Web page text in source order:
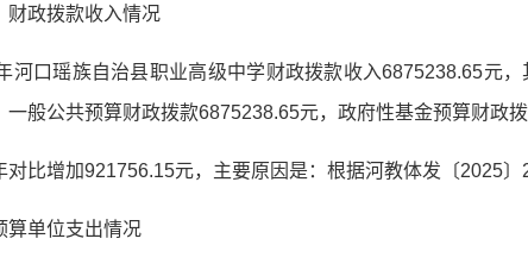
财政拨款收入情况
河口瑶族自治县职业高级中学财政拨款收入6875238.65元
一般公共预算财政拨款6875238.65元，政府性基金预算财政
对比增加921756.15元，主要原因是：根据河教体发〔2025
算单位支出情况